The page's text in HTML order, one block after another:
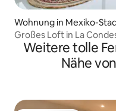
Wohnung in Mexiko-
Großes Loft in La
Weitere tolle
Nähe